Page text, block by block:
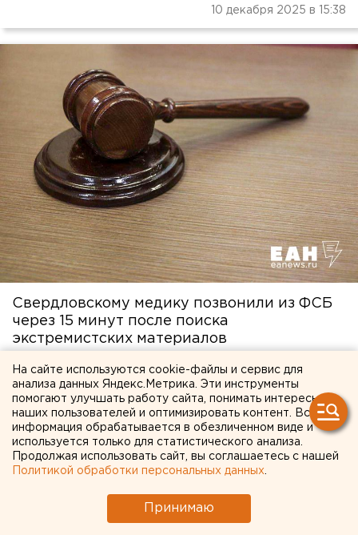
10 декабря 2025 в 15:38
Свердловскому медику позвонили из ФСБ
через 15 минут после поиска
экстремистских материалов
На сайте используются cookie-файлы и сервис для
анализа данных Яндекс.Метрика. Эти инструменты
помогают улучшать работу сайта, понимать интересы
наших пользователей и оптимизировать контент. Вся
информация обрабатывается в обезличенном виде и
используется только для статистического анализа.
Продолжая использовать сайт, вы соглашаетесь с нашей
Политикой обработки персональных данных
Принимаю